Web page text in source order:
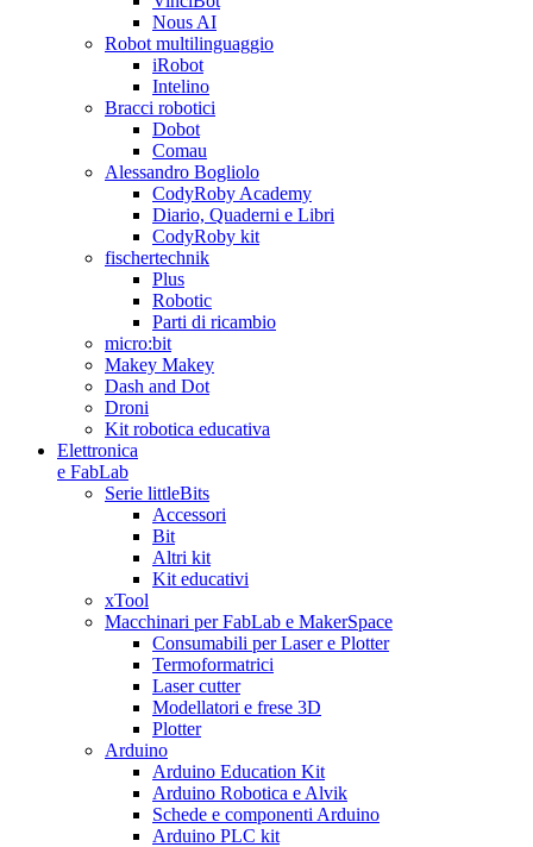
Nous AI
Robot multilinguaggio
iRobot
Intelino
Bracci robotici
Dobot
Comau
Alessandro Bogliolo
CodyRoby Academy
Diario, Quaderni e Libri
CodyRoby kit
fischertechnik
Plus
Robotic
Parti di ricambio
micro:bit
Makey Makey
Dash and Dot
Droni
Kit robotica educativa
Elettronica
e FabLab
Serie littleBits
Accessori
Bit
Altri kit
Kit educativi
xTool
Macchinari per FabLab e MakerSpace
Consumabili per Laser e Plotter
Termoformatrici
Laser cutter
Modellatori e frese 3D
Plotter
Arduino
Arduino Education Kit
Arduino Robotica e Alvik
Schede e componenti Arduino
Arduino PLC kit